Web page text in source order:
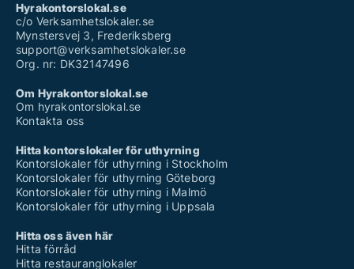
Hyrakontorslokal.se
c/o Verksamhetslokaler.se
Mynstersvej 3, Frederiksberg
support@verksamhetslokaler.se
Org. nr: DK32147496
Om Hyrakontorslokal.se
Om hyrakontorslokal.se
Kontakta oss
Hitta kontorslokaler för uthyrning
Kontorslokaler för uthyrning i Stockholm
Kontorslokaler för uthyrning Göteborg
Kontorslokaler för uthyrning i Malmö
Kontorslokaler för uthyrning i Uppsala
Hitta oss även här
Hitta förråd
Hitta restauranglokaler